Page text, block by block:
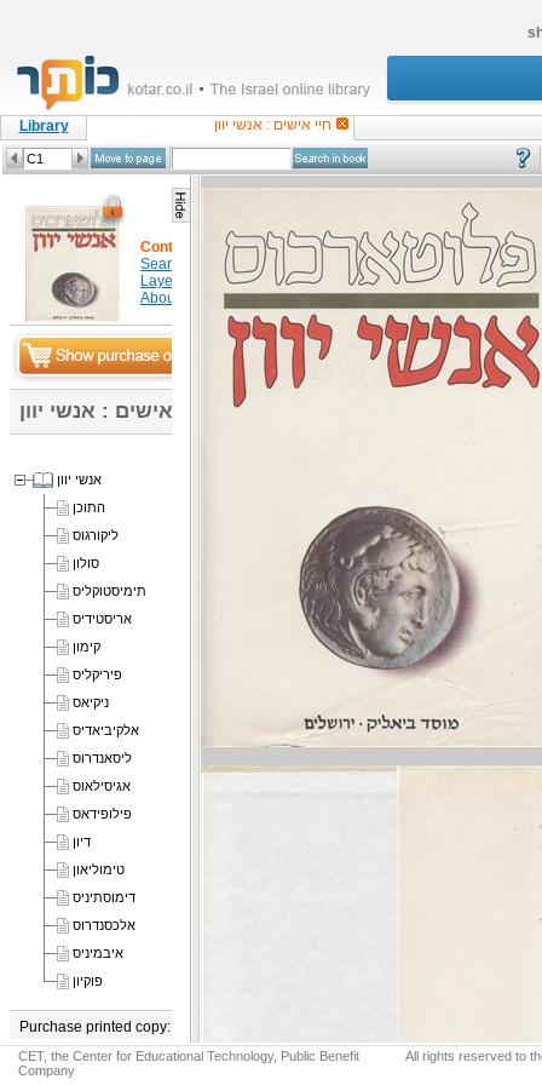
Library חיי אישים : אנשי יוון
Content
Search in item
Layers
About
חיי אישים : אנשי יוון
אנשי יוון
התוכן
ליקורגוס
סולון
תימיסטוקליס
אריסטידיס
קימון
פיריקליס
ניקיאס
אלקיביאדיס
ליסאנדרוס
אגיסילאוס
פילופידאס
דיון
טימוליאון
דימוסתיניס
אלכסנדרוס
איבמיניס
פוקיון
Purchase printed copy:
CET, the Center for Educational Technology, Public Benefit
Company
All rights reserved to